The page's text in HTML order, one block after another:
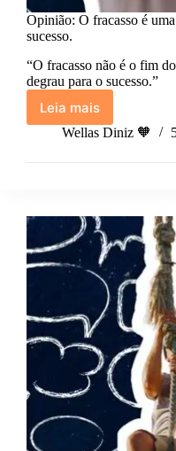
Opinião: O fracasso é
sucesso.
“O fracasso não é o fim
degrau para o sucesso.”
Leia mais
Opinião:
O
é
essencial
do
sucesso.
Wellas Diniz 🧡